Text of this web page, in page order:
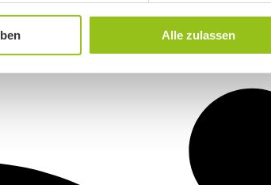
Alle zulassen